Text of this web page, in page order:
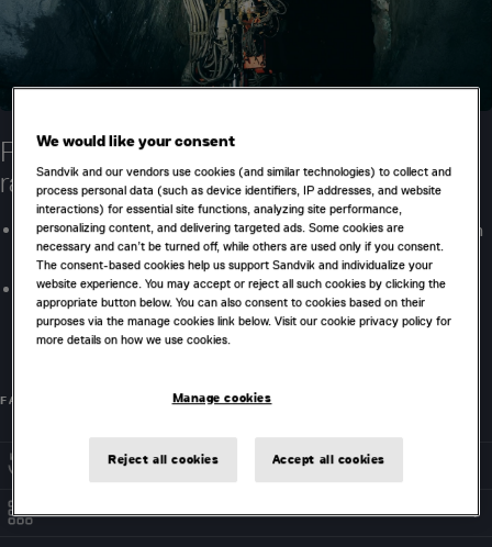
Projete os planos de furos de sondagem
rapidamente
Layout intuitivo de perfuração manual ou automático com
relação ao projeto e aos vazios existentes.
Defina os parâmetros do projeto para furos paralelos ou
furos longos em leque incluindo o espaçamento fixo de
sub-furos, boca dos furos ou alterações angulares.
FALE CONOSCO
ATUALIZAÇÕES DINÂMICAS
PLANO DE FOGO
We would like your consent
Sandvik and our vendors use cookies (and similar technologies) to collect and
process personal data (such as device identifiers, IP addresses, and website
interactions) for essential site functions, analyzing site performance,
personalizing content, and delivering targeted ads. Some cookies are
necessary and can’t be turned off, while others are used only if you consent.
The consent-based cookies help us support Sandvik and individualize your
website experience. You may accept or reject all such cookies by clicking the
appropriate button below. You can also consent to cookies based on their
purposes via the manage cookies link below. Visit our cookie privacy policy for
more details on how we use cookies.
Manage cookies
Reject all cookies Accept all cookies